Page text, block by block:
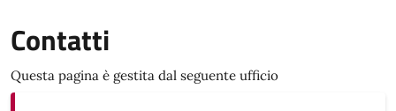
Contatti
Questa pagina è gestita dal seguente ufficio